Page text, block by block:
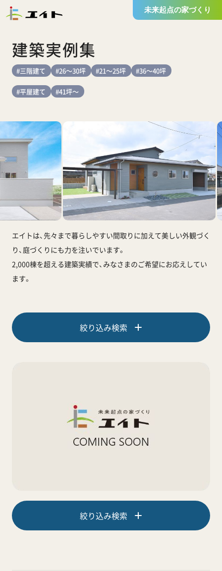
未来起点の家づくり
建築実例集
#三階建て #26～30坪 #21～25坪 #36～40坪
#平屋建て #41坪～
エイトは、先々まで暮らしやすい間取りに加えて美しい外観づく
り、庭づくりにも力を注いでいます。
2,000棟を超える建築実績で、みなさまのご希望にお応えしてい
ます。
絞り込み検索
絞り込み検索